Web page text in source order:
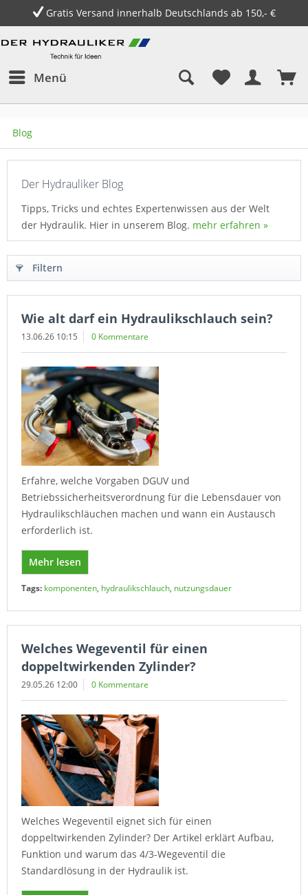
Gratis Versand innerhalb Deutschlands ab 150,- €
Menü
Blog
Der Hydrauliker Blog
Tipps, Tricks und echtes Expertenwissen aus der Welt
der Hydraulik. Hier in unserem Blog. mehr erfahren »
Filtern
Wie alt darf ein Hydraulikschlauch sein?
13.06.26 10:15 0 Kommentare
Erfahre, welche Vorgaben DGUV und
Betriebssicherheitsverordnung für die Lebensdauer von
Hydraulikschläuchen machen und wann ein Austausch
erforderlich ist.
Mehr lesen
Tags: komponenten, hydraulikschlauch, nutzungsdauer
Welches Wegeventil für einen
doppeltwirkenden Zylinder?
29.05.26 12:00 0 Kommentare
Welches Wegeventil eignet sich für einen
doppeltwirkenden Zylinder? Der Artikel erklärt Aufbau,
Funktion und warum das 4/3-Wegeventil die
Standardlösung in der Hydraulik ist.